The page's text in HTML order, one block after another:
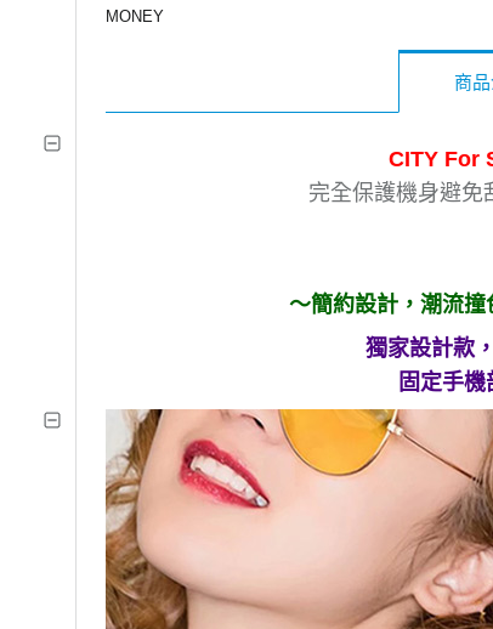
MONEY
商
CITY For
完全保護機身避免
～簡約設計，潮流
獨家設計款
固定手